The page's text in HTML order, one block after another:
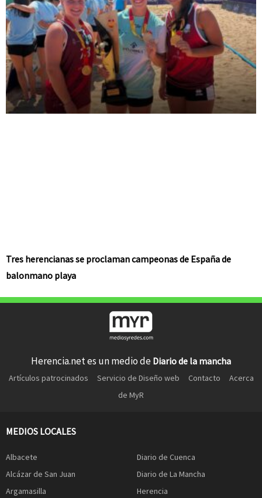
Tres herencianas se proclaman campeonas de España de
balonmano playa
Herencia.net es un medio de Diario de la mancha
Artículos patrocinados Servicio de Diseño web Contacto
Acerca
de MyR
MEDIOS LOCALES
Albacete
Alcázar de San Juan
Argamasilla
Diario de Cuenca
Diario de La Mancha
Herencia